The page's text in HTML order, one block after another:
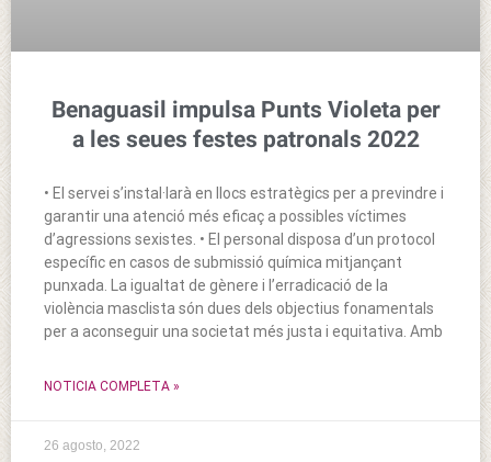
Benaguasil impulsa Punts Violeta per
a les seues festes patronals 2022
• El servei s’instal·larà en llocs estratègics per a previndre i
garantir una atenció més eficaç a possibles víctimes
d’agressions sexistes. • El personal disposa d’un protocol
específic en casos de submissió química mitjançant
punxada. La igualtat de gènere i l’erradicació de la
violència masclista són dues dels objectius fonamentals
per a aconseguir una societat més justa i equitativa. Amb
NOTICIA COMPLETA »
26 agosto, 2022